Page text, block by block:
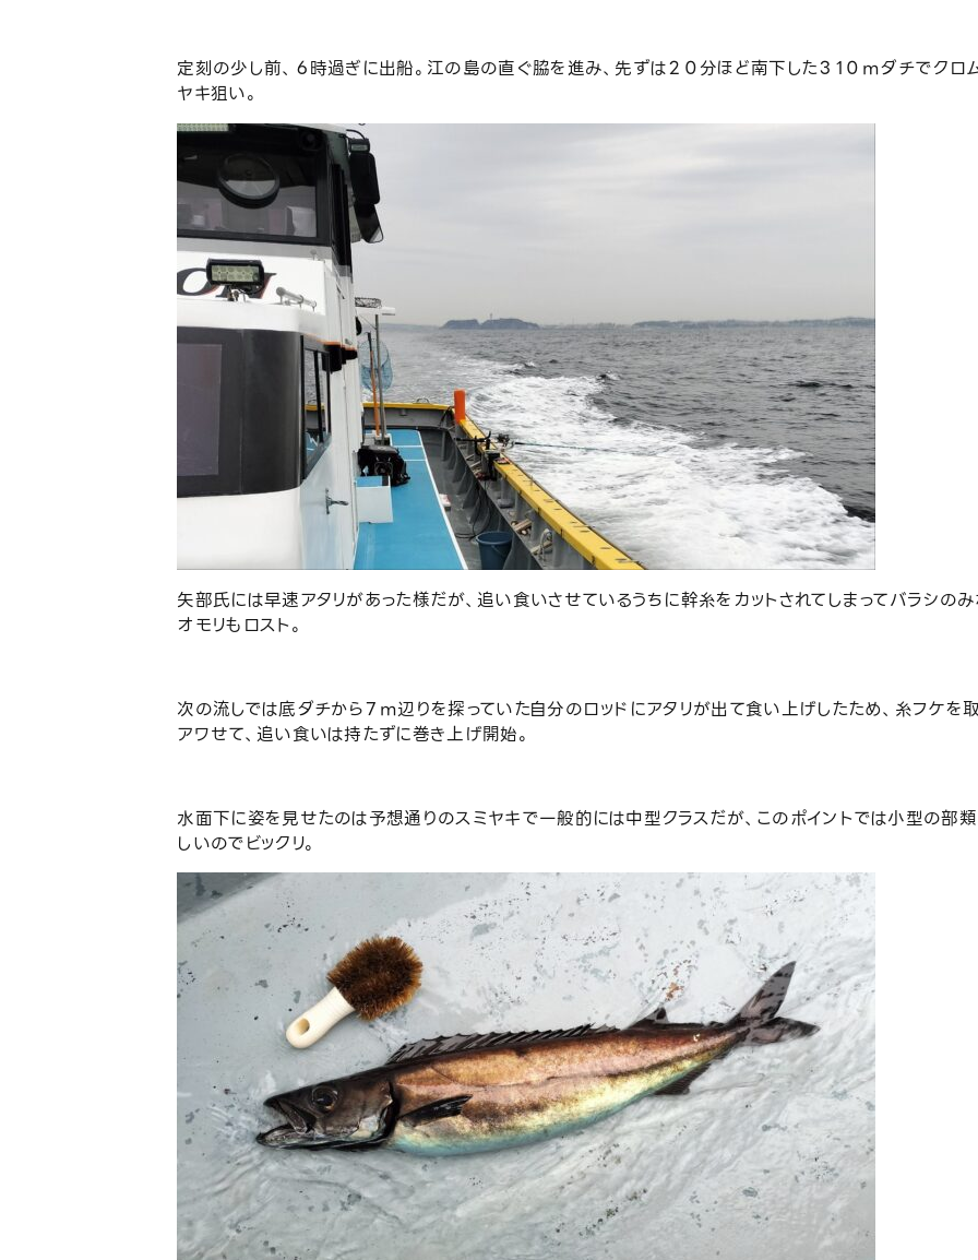
定刻の少し前、６時過ぎに出船。江の島の直ぐ脇を進み、先ずは２０分ほど南下した３１０ｍダチでクロ
ヤキ狙い。
矢部氏には早速アタリがあった様だが、追い食いさせているうちに幹糸をカットされてしまってバラシのみ
オモリもロスト。
次の流しでは底ダチから７ｍ辺りを探っていた自分のロッドにアタリが出て食い上げしたため、糸フケを
アワせて、追い食いは持たずに巻き上げ開始。
水面下に姿を見せたのは予想通りのスミヤキで一般的には中型クラスだが、このポイントでは小型の部
しいのでビックリ。